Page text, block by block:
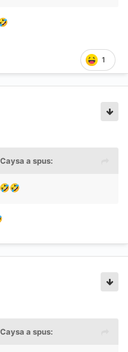
1
a spus:
🤣🤣
a spus: